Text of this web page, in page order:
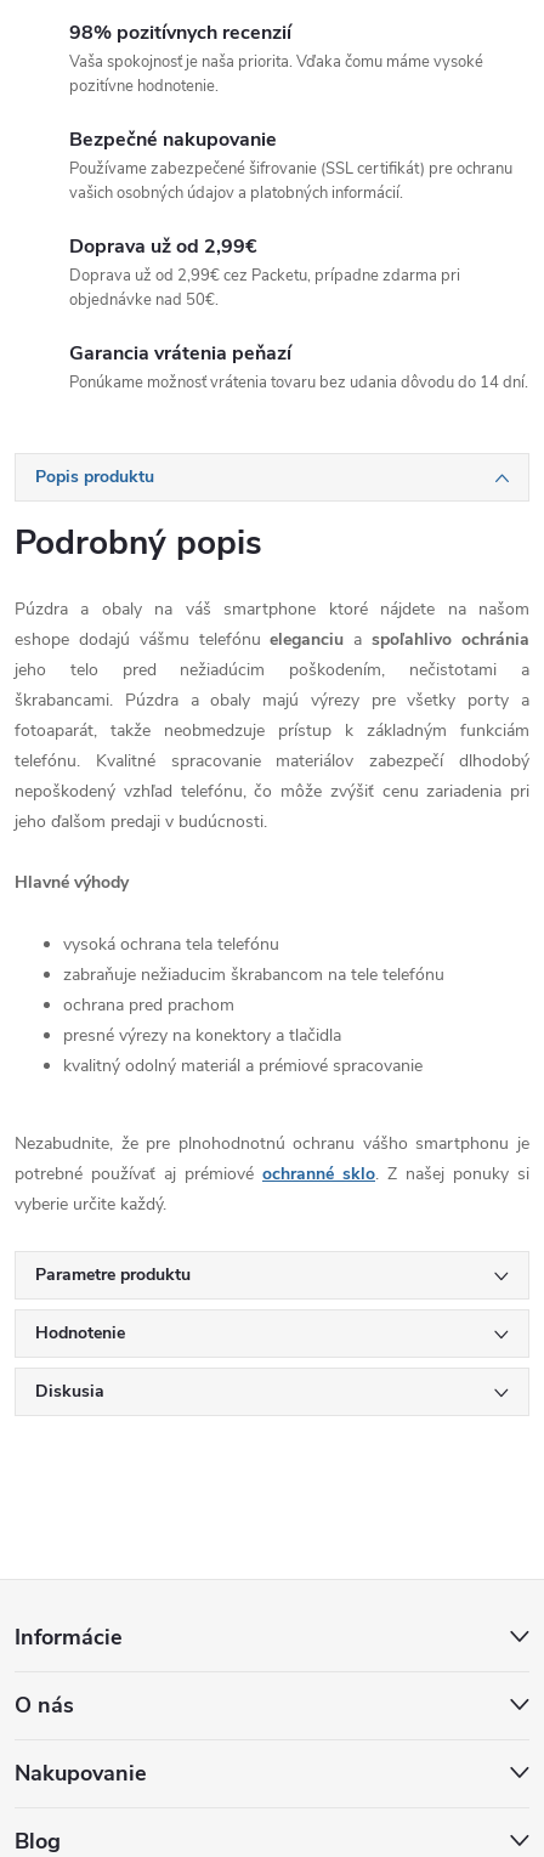
98% pozitívnych recenzií
Vaša spokojnosť je naša priorita. Vďaka čomu máme vysoké
pozitívne hodnotenie.
Bezpečné nakupovanie
Používame zabezpečené šifrovanie (SSL certifikát) pre ochranu
vašich osobných údajov a platobných informácií.
Doprava už od 2,99€
Doprava už od 2,99€ cez Packetu, prípadne zdarma pri
objednávke nad 50€.
Garancia vrátenia peňazí
Ponúkame možnosť vrátenia tovaru bez udania dôvodu do 14 dní.
Popis produktu
Podrobný popis
Púzdra a obaly na váš smartphone ktoré nájdete na našom
eshope dodajú vášmu telefónueleganciu aspoľahlivo ochránia
jeho telo pred nežiadúcim poškodením, nečistotami a
škrabancami. Púzdra a obaly majú výrezy pre všetky porty a
fotoaparát, takže neobmedzuje prístup k základným funkciám
telefónu. Kvalitné spracovanie materiálov zabezpečí dlhodobý
nepoškodený vzhľad telefónu, čo môže zvýšiť cenu zariadenia pri
jeho ďalšom predaji v budúcnosti.
Hlavné výhody
vysoká ochrana tela telefónu
zabraňuje nežiaducim škrabancom na tele telefónu
ochrana pred prachom
presné výrezy na konektory a tlačidla
kvalitný odolný materiál a prémiové spracovanie
Nezabudnite, že pre plnohodnotnú ochranu vášho smartphonu je
potrebné používať aj prémiové ochranné sklo. Z našej ponuky si
vyberie určite každý.
Parametre produktu
Hodnotenie
Diskusia
p
ä
Informácie
O nás
Nakupovanie
Blog